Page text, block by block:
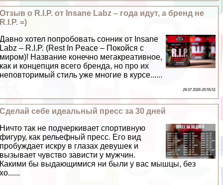
Отзыв о R.I.P. от Insane Labz – года идут, а бренд не
R.I.P. =)
Давно хотел попробовать сонник от Insane
Labz – R.I.P. (Rest In Peace – Покойся с
миром)! Название конечно мегакреативное,
как и концепция всего бренда, но про их
неповторимый стиль уже многие в курсе......
28 07 2026 20:55:51
Сделай себе идеальный пресс за 30 дней
Ничто так не подчеркивает спортивную
фигуру, как рельефный пресс. Его вид
пробуждает искру в глазах дeвyшек и
вызывает чувство зависти у мужчин.
Какими бы выдающимися ни были у вас мышцы, без
хо......